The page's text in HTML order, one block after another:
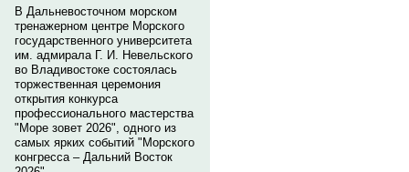
В Дальневосточном морском
тренажерном центре Морского
государственного университета
им. адмирала Г. И. Невельского
во Владивостоке состоялась
торжественная церемония
открытия конкурса
профессионального мастерства
"Море зовет 2026", одного из
самых ярких событий "Морского
конгресса – Дальний Восток